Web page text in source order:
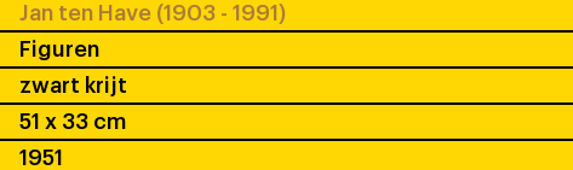
Jan ten Have (1903 - 1991)
Figuren
zwart krijt
51 x 33 cm
1951